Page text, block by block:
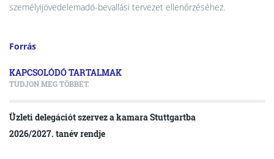
személyijövedelemadó-bevallási tervezet ellenőrzéséhez.
Forrás
KAPCSOLÓDÓ TARTALMAK
TUDJON MEG TÖBBET.
Üzleti delegációt szervez a kamara Stuttgartba
2026/2027. tanév rendje